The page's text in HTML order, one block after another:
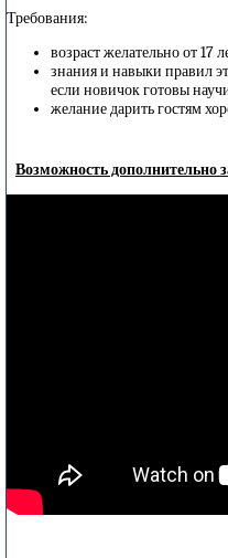
Требования:
возраст желательно от 17
знания и навыки правил
если новичок готовы
желание дарить гостям
Возможность дополнительно